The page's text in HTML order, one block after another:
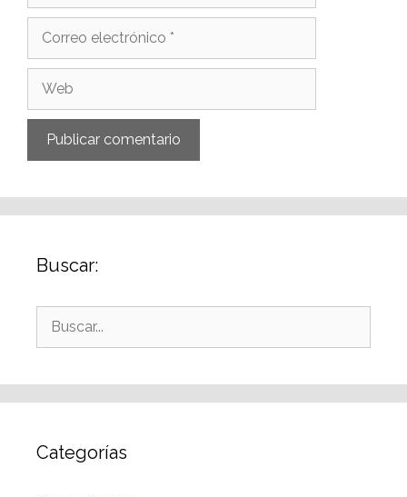
Buscar:
Categorías